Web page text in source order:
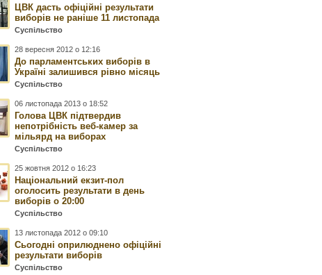
ЦВК дасть офіційні результати
виборів не раніше 11 листопада
Суспільство
28 вересня 2012 о 12:16
До парламентських виборів в
Україні залишився рівно місяць
Суспільство
06 листопада 2013 о 18:52
Голова ЦВК підтвердив
непотрібність веб-камер за
мільярд на виборах
Суспільство
25 жовтня 2012 о 16:23
Національний екзит-пол
оголосить результати в день
виборів о 20:00
Суспільство
13 листопада 2012 о 09:10
Сьогодні оприлюднено офіційні
результати виборів
Суспільство